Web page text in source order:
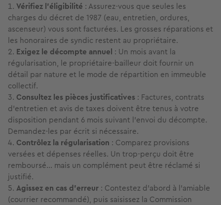
Vérifiez l’éligibilité : Assurez-vous que seules les
charges du décret de 1987 (eau, entretien, ordures,
ascenseur) vous sont facturées. Les grosses réparations et
les honoraires de syndic restent au propriétaire.
Exigez le décompte annuel : Un mois avant la
régularisation, le propriétaire-bailleur doit fournir un
détail par nature et le mode de répartition en immeuble
collectif.
Consultez les pièces justificatives : Factures, contrats
d’entretien et avis de taxes doivent être tenus à votre
disposition pendant 6 mois suivant l’envoi du décompte.
Demandez-les par écrit si nécessaire.
Contrôlez la régularisation : Comparez provisions
versées et dépenses réelles. Un trop-perçu doit être
remboursé… mais un complément peut être réclamé si
justifié.
Agissez en cas d’erreur : Contestez d’abord à l’amiable
(courrier recommandé), puis saisissez la Commission